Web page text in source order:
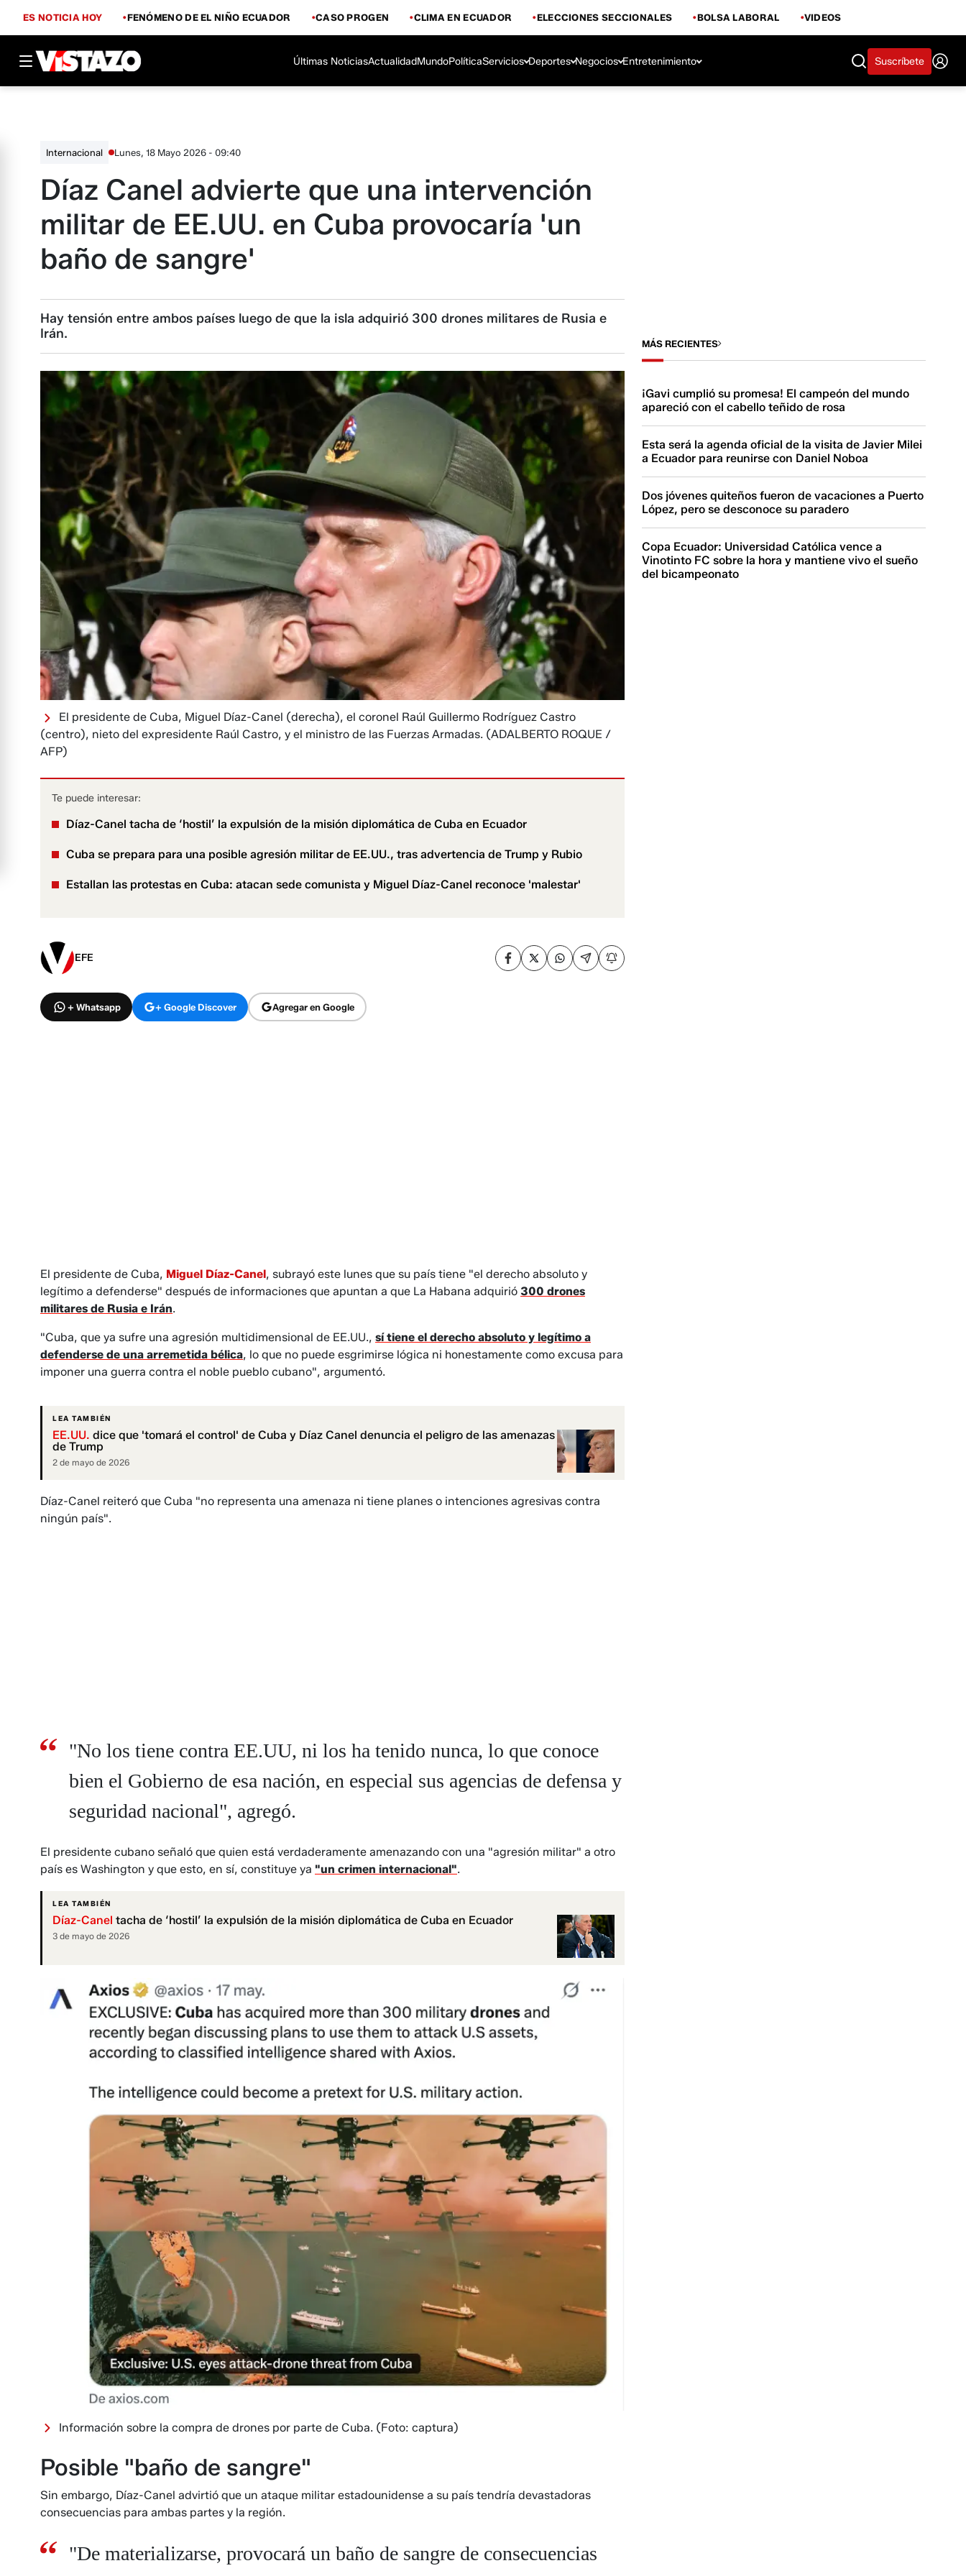
ES NOTICIA HOY FENÓMENO DE EL NIÑO ECUADOR CASO PROGEN CLIMA EN ECUADOR ELECCIONES SECCIONALES BOLSA LABORAL VIDEOS
Últimas NoticiasActualidadMundoPolíticaServicios Deportes Negocios Entretenimiento Suscríbete
Internacional Lunes, 18 Mayo 2026 - 09:40
Díaz Canel advierte que una intervención
militar de EE.UU. en Cuba provocaría 'un
baño de sangre'
Hay tensión entre ambos países luego de que la isla adquirió 300 drones militares de Rusia e
Irán.
El presidente de Cuba, Miguel Díaz-Canel (derecha), el coronel Raúl Guillermo Rodríguez Castro
(centro), nieto del expresidente Raúl Castro, y el ministro de las Fuerzas Armadas. (ADALBERTO ROQUE /
AFP)
Te puede interesar:
Díaz-Canel tacha de ‘hostil’ la expulsión de la misión diplomática de Cuba en Ecuador
Cuba se prepara para una posible agresión militar de EE.UU., tras advertencia de Trump y Rubio
Estallan las protestas en Cuba: atacan sede comunista y Miguel Díaz-Canel reconoce 'malestar'
EFE
+ Whatsapp + Google Discover Agregar en Google
El presidente de Cuba, Miguel Díaz-Canel, subrayó este lunes que su país tiene "el derecho absoluto y
legítimo a defenderse" después de informaciones que apuntan a que La Habana adquirió 300 drones
militares de Rusia e Irán.
"Cuba, que ya sufre una agresión multidimensional de EE.UU., sí tiene el derecho absoluto y legítimo a
defenderse de una arremetida bélica, lo que no puede esgrimirse lógica ni honestamente como excusa para
imponer una guerra contra el noble pueblo cubano", argumentó.
LEA TAMBIÉN
EE.UU. dice que 'tomará el control' de Cuba y Díaz Canel denuncia el peligro de las amenazas
de Trump
2 de mayo de 2026
Díaz-Canel reiteró que Cuba "no representa una amenaza ni tiene planes o intenciones agresivas contra
ningún país".
"No los tiene contra EE.UU, ni los ha tenido nunca, lo que conoce
bien el Gobierno de esa nación, en especial sus agencias de defensa y
seguridad nacional", agregó.
El presidente cubano señaló que quien está verdaderamente amenazando con una "agresión militar" a otro
país es Washington y que esto, en sí, constituye ya "un crimen internacional".
LEA TAMBIÉN
Díaz-Canel tacha de ‘hostil’ la expulsión de la misión diplomática de Cuba en Ecuador
3 de mayo de 2026
Información sobre la compra de drones por parte de Cuba. (Foto: captura)
Posible "baño de sangre"
Sin embargo, Díaz-Canel advirtió que un ataque militar estadounidense a su país tendría devastadoras
consecuencias para ambas partes y la región.
"De materializarse, provocará un baño de sangre de consecuencias
MÁS RECIENTES
¡Gavi cumplió su promesa! El campeón del mundo
apareció con el cabello teñido de rosa
Esta será la agenda oficial de la visita de Javier Milei
a Ecuador para reunirse con Daniel Noboa
Dos jóvenes quiteños fueron de vacaciones a Puerto
López, pero se desconoce su paradero
Copa Ecuador: Universidad Católica vence a
Vinotinto FC sobre la hora y mantiene vivo el sueño
del bicampeonato